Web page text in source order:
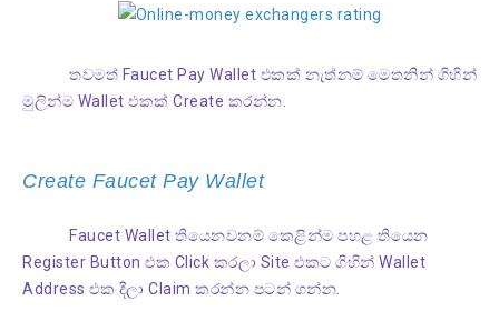
තවමත් Faucet Pay Wallet එකක් නැත්නම් මෙතනින් ගිහින්
මුලින්ම Wallet එකක් Create කරන්න.
Create Faucet Pay Wallet
Faucet Wallet තියෙනවනම් කෙළින්ම පහළ තියෙන
Register Button එක Click කරලා Site එකට ගිහින් Wallet
Address එක දීලා Claim කරන්න පටන් ගන්න.